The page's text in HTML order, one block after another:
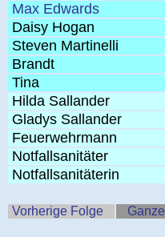
Max Edwards
Daisy Hogan
Steven Martinelli
Brandt
Tina
Hilda Sallander
Gladys Sallander
Feuerwehrmann
Notfallsanitäter
Notfallsanitäterin
Vorherige Folge